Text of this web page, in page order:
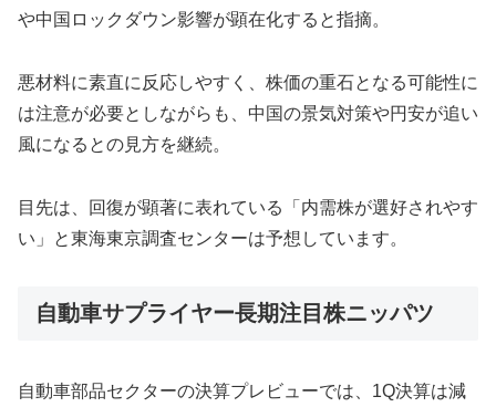
や中国ロックダウン影響が顕在化すると指摘。
悪材料に素直に反応しやすく、株価の重石となる可能性に
は注意が必要としながらも、中国の景気対策や円安が追い
風になるとの見方を継続。
目先は、回復が顕著に表れている「内需株が選好されやす
い」と東海東京調査センターは予想しています。
自動車サプライヤー長期注目株ニッパツ
自動車部品セクターの決算プレビューでは、1Q決算は減